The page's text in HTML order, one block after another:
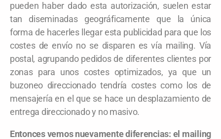
pueden haber dado esta autorización, suelen estar
tan diseminadas geográficamente que la única
forma de hacerles llegar esta publicidad para que los
costes de envío no se disparen es vía mailing. Vía
postal, agrupando pedidos de diferentes clientes por
zonas para unos costes optimizados, ya que un
buzoneo direccionado tendría costes como los de
mensajería en el que se hace un desplazamiento de
entrega direccionado y no masivo.
Entonces vemos nuevamente diferencias: el mailing